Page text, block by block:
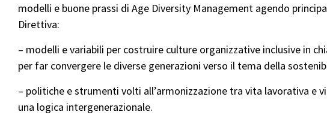
modelli e buone prassi di Age Diversity Management agendo
Direttiva:
– modelli e variabili per costruire culture organizzative inclusive in
per far convergere le diverse generazioni verso il tema della
– politiche e strumenti volti all’armonizzazione tra vita lavorativa e
una logica intergenerazionale.